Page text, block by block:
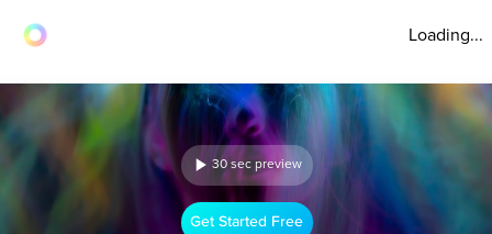
Loading...
30 sec preview
Get Started Free